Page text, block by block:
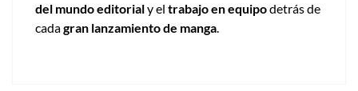
del mundo editorialy el trabajo en equipodetrás de
cadagran lanzamiento de manga.